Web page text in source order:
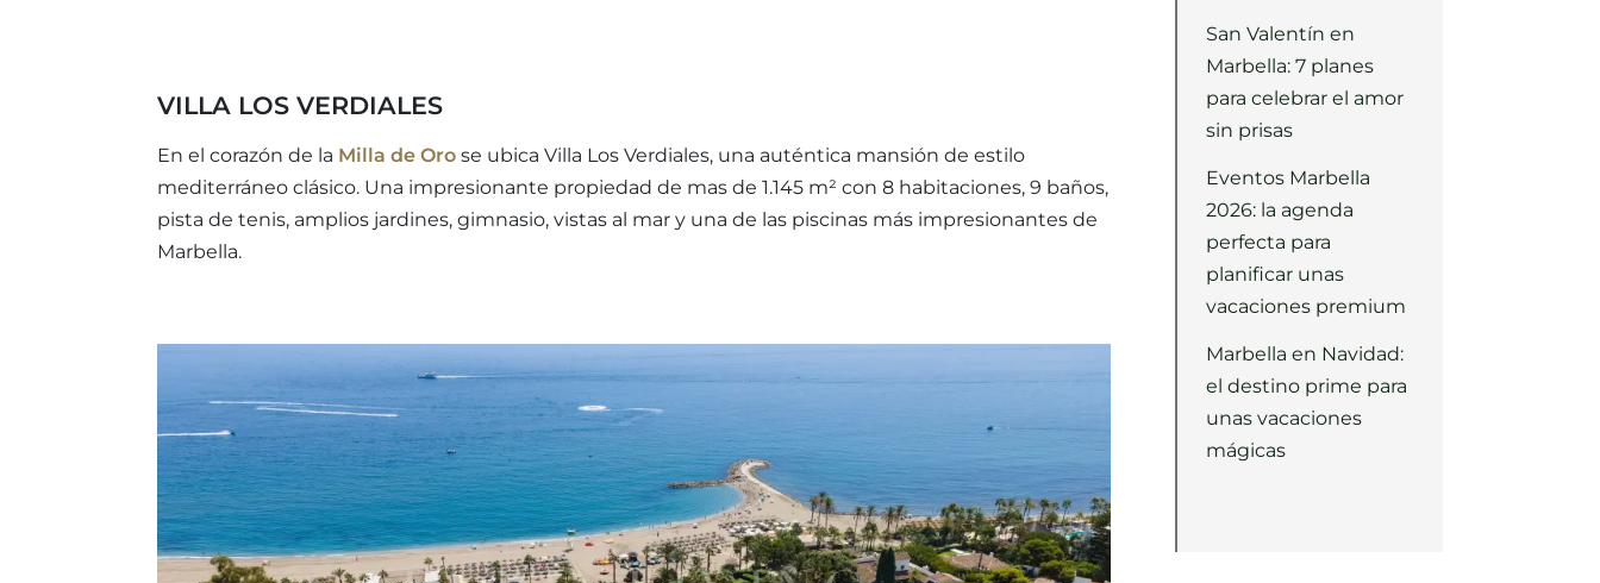
VILLA LOS VERDIALES
En el corazón de la Milla de Oro se ubica Villa Los Verdiales, una auténtica mansión de estilo
mediterráneo clásico. Una impresionante propiedad de mas de 1.145 m² con 8 habitaciones, 9 baños,
pista de tenis, amplios jardines, gimnasio, vistas al mar y una de las piscinas más impresionantes de
Marbella.
San Valentín en
Marbella: 7 planes
para celebrar el amor
sin prisas
Eventos Marbella
2026: la agenda
perfecta para
planificar unas
vacaciones premium
Marbella en Navidad:
el destino prime para
unas vacaciones
mágicas